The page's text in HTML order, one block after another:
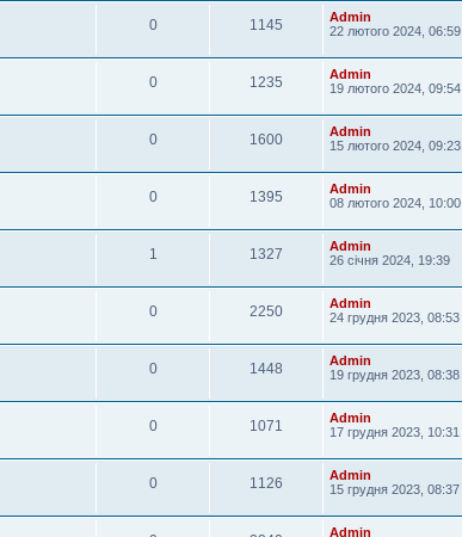
0 1145
Admin
22 лютого 2024, 06:59
0 1235
Admin
19 лютого 2024, 09:54
0 1600
Admin
15 лютого 2024, 09:23
0 1395
Admin
08 лютого 2024, 10:00
1 1327
Admin
26 січня 2024, 19:39
0 2250
Admin
24 грудня 2023, 08:53
0 1448
Admin
19 грудня 2023, 08:38
0 1071
Admin
17 грудня 2023, 10:31
0 1126
Admin
15 грудня 2023, 08:37
Admin